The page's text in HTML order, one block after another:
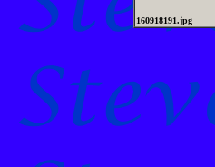
160918191.jpg